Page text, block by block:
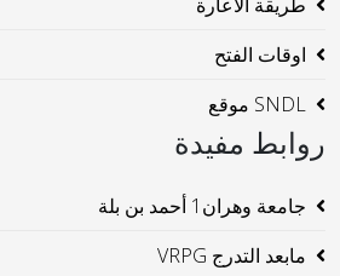
اوقات الفتح
SNDL موقع
روابط مفيدة
جامعة وهران1 أحمد بن بلة
مابعد التدرج VRPG